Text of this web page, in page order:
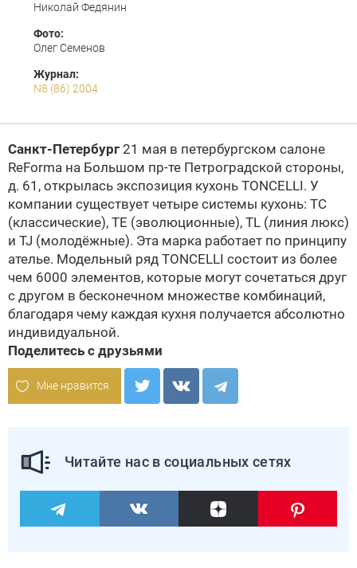
Николай Федянин
Фото:
Олег Семенов
Журнал:
N8 (86) 2004
Санкт-Петербург 21 мая в петербургском салоне
ReForma на Большом пр-те Петроградской стороны,
д. 61, открылась экспозиция кухонь TONCELLI. У
компании существует четыре системы кухонь: TC
(классические), TE (эволюционные), TL (линия люкс)
и TJ (молодёжные). Эта марка работает по принципу
ателье. Модельный ряд TONCELLI состоит из более
чем 6000 элементов, которые могут сочетаться друг
с другом в бесконечном множестве комбинаций,
благодаря чему каждая кухня получается абсолютно
индивидуальной.
Поделитесь с друзьями
Мне нравится
Читайте нас в социальных сетях